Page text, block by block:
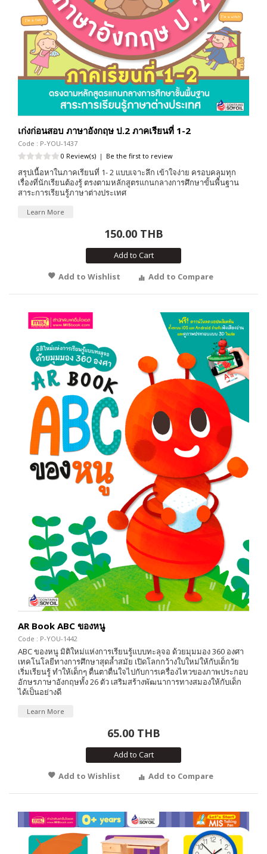
เก่งก่อนสอบ ภาษาอังกฤษ ป.2 ภาคเรียนที่ 1-2
Code : P-YOU-1437
0 Review(s) | Be the first to review
สรุปเนื้อหาในภาคเรียนที่ 1- 2 แบบเจาะลึก เข้าใจง่าย ครอบคลุมทุก
เรื่องที่นักเรียนต้องรู้ ตรงตามหลักสูตรแกนกลางการศึกษาขั้นพื้นฐาน
สาระการเรียนรู้ภาษาต่างประเทศ
Learn More
150.00 THB
Add to Cart
Add to Wishlist
Add to Compare
AR Book ABC ของหนู
Code : P-YOU-1442
ABC ของหนู มิติใหม่แห่งการเรียนรู้แบบทะลุจอ ด้วยมุมมอง 360 องศา
เทคโนโลยีทางการศึกษาสุดล้ำสมัย เปิดโลกกว้างใบใหม่ให้กับเด็กวัย
เริ่มเรียนรู้ ทำให้เด็กๆ ตื่นตาตื่นใจไปกับการเครื่องไหวของภาพประกอบ
อักษรภาษาอังกฤษทั้ง 26 ตัว เสริมสร้างพัฒนาการทางสมองให้กับเด็ก
ได้เป็นอย่างดี
Learn More
65.00 THB
Add to Cart
Add to Wishlist
Add to Compare